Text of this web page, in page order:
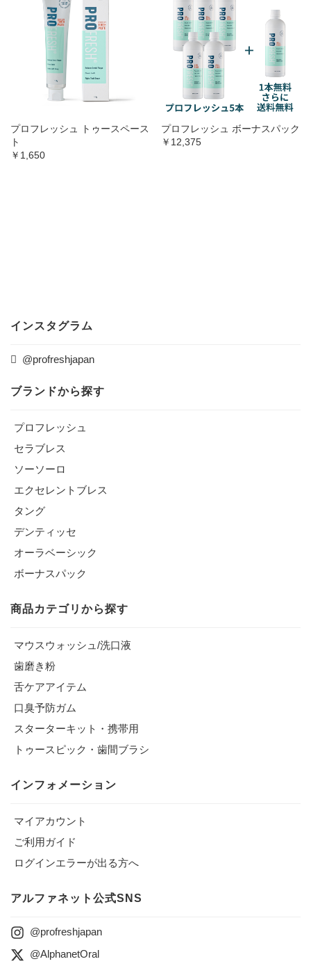
プロフレッシュ トゥースペース
ト
￥1,650
プロフレッシュ ボーナスパック
￥12,375
インスタグラム
@profreshjapan
ブランドから探す
プロフレッシュ
セラブレス
ソーソーロ
エクセレントブレス
タング
デンティッセ
オーラベーシック
ボーナスパック
商品カテゴリから探す
マウスウォッシュ/洗口液
歯磨き粉
舌ケアアイテム
口臭予防ガム
スターターキット・携帯用
トゥースピック・歯間ブラシ
インフォメーション
マイアカウント
ご利用ガイド
ログインエラーが出る方へ
アルファネット公式SNS
@profreshjapan
@AlphanetOral